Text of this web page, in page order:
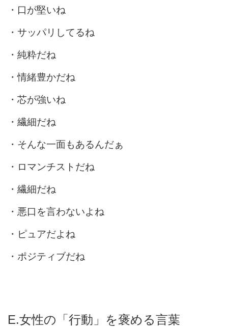
・口が堅いね
・サッパリしてるね
・純粋だね
・情緒豊かだね
・芯が強いね
・繊細だね
・そんな一面もあるんだぁ
・ロマンチストだね
・繊細だね
・悪口を言わないよね
・ピュアだよね
・ポジティブだね
E.女性の「行動」を褒める言葉